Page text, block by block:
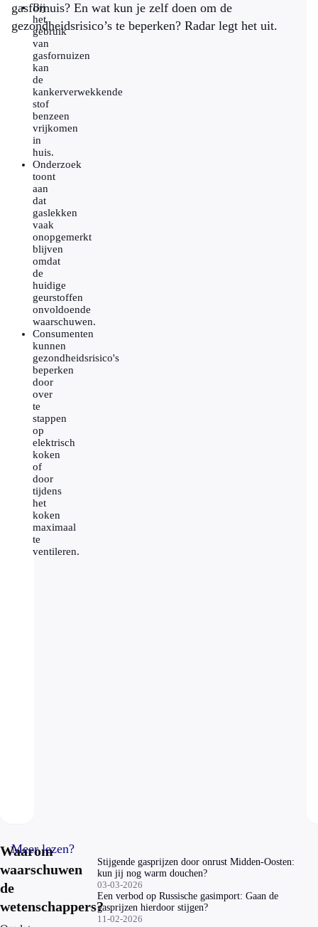
Bij
het
gebruik
van
gasfornuizen
kan
de
kankerverwekkende
stof
benzeen
vrijkomen
in
huis.
Onderzoek
toont
aan
dat
gaslekken
vaak
onopgemerkt
blijven
omdat
de
huidige
geurstoffen
onvoldoende
waarschuwen.
Consumenten
kunnen
gezondheidsrisico's
beperken
door
over
te
stappen
op
elektrisch
koken
of
door
tijdens
het
koken
maximaal
te
ventileren.
gasfornuis? En wat kun je zelf doen om de
gezondheidsrisico’s te beperken? Radar legt het uit.
Waarom
waarschuwen
de
wetenschappers?
Meer lezen?
Stijgende gasprijzen door onrust Midden-Oosten:
kun jij nog warm douchen?
03-03-2026
Een verbod op Russische gasimport: Gaan de
gasprijzen hierdoor stijgen?
11-02-2026